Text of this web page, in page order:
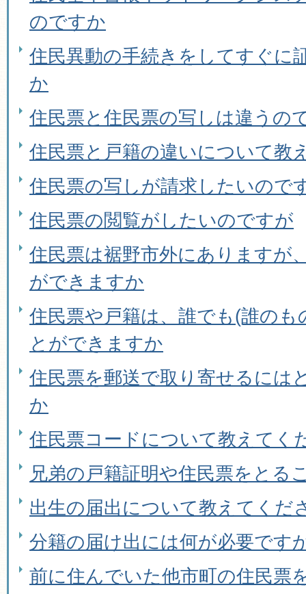
のですか
住民異動の手続きをしてすぐに
か
住民票と住民票の写しは違うの
住民票と戸籍の違いについて教
住民票の写しが請求したいので
住民票の閲覧がしたいのですが
住民票は裾野市外にありますが
ができますか
住民票や戸籍は、誰でも(誰の
とができますか
住民票を郵送で取り寄せるには
か
住民票コードについて教えてく
兄弟の戸籍証明や住民票をとる
出生の届出について教えてくだ
分籍の届け出には何が必要です
前に住んでいた他市町の住民票